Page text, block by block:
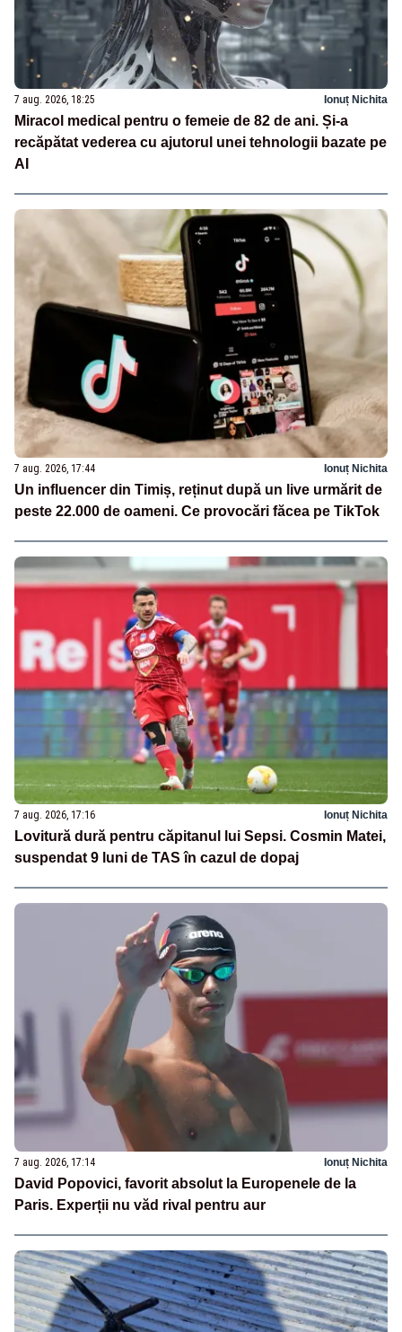
7 aug. 2026, 18:25 Ionuț Nichita
Miracol medical pentru o femeie de 82 de ani. Și-a
recăpătat vederea cu ajutorul unei tehnologii bazate pe
AI
7 aug. 2026, 17:44 Ionuț Nichita
Un influencer din Timiș, reținut după un live urmărit de
peste 22.000 de oameni. Ce provocări făcea pe TikTok
7 aug. 2026, 17:16 Ionuț Nichita
Lovitură dură pentru căpitanul lui Sepsi. Cosmin Matei,
suspendat 9 luni de TAS în cazul de dopaj
7 aug. 2026, 17:14 Ionuț Nichita
David Popovici, favorit absolut la Europenele de la
Paris. Experții nu văd rival pentru aur